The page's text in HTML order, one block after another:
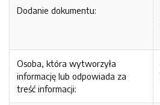
Dodanie dokumentu:
Osoba, która wytworzyła
informację lub odpowiada za
treść informacji: